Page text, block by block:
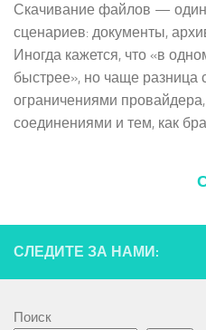
Скачивание файлов —
сценариев: документы,
Иногда кажется, что «в
быстрее», но чаще разница
ограничениями
соединениями и тем, как
СЛЕДИТЕ ЗА НАМИ:
Поиск